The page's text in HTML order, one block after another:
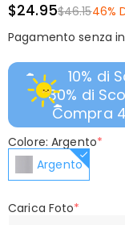
$24.95$46.1546%
Pagamento senza
10% di
30% di
Compra
Colore: Argento*
Argento
Carica Foto*